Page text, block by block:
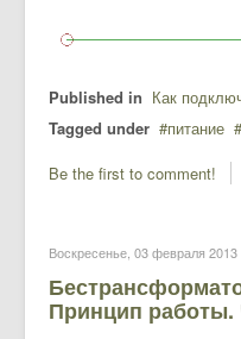
Published in Как
Tagged under
питание
Be the first to comment!
Воскресенье, 03 февраля 2013
Принцип работы.